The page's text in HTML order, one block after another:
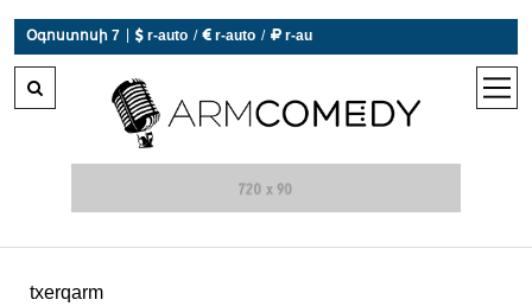
Օգոստոսի 7  r-auto /  r-auto /  r-au
open
txerqarm